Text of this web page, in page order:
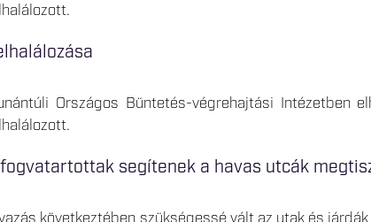
Országos Büntetés-végrehajtási
segítenek a havas utcák